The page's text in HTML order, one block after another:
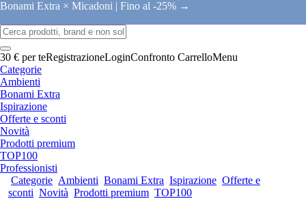
Bonami Extra × Micadoni | Fino al -25% →
30 € per teRegistrazioneLoginConfronto CarrelloMenu
Categorie
Ambienti
Bonami Extra
Ispirazione
Offerte e sconti
Novità
Prodotti premium
TOP100
Professionisti
Categorie Ambienti Bonami Extra Ispirazione Offerte e
sconti Novità Prodotti premium TOP100